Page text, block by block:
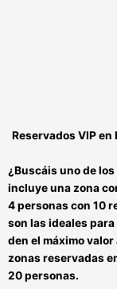
Reservados VIP
¿Buscáis uno de los
incluye una zona
4 personas con 10
son las ideales
den el máximo
zonas reservadas
20 personas.